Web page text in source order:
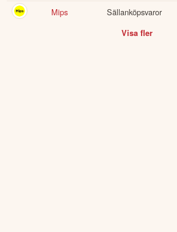
Mips
Sällanköpsvaror
Visa fler